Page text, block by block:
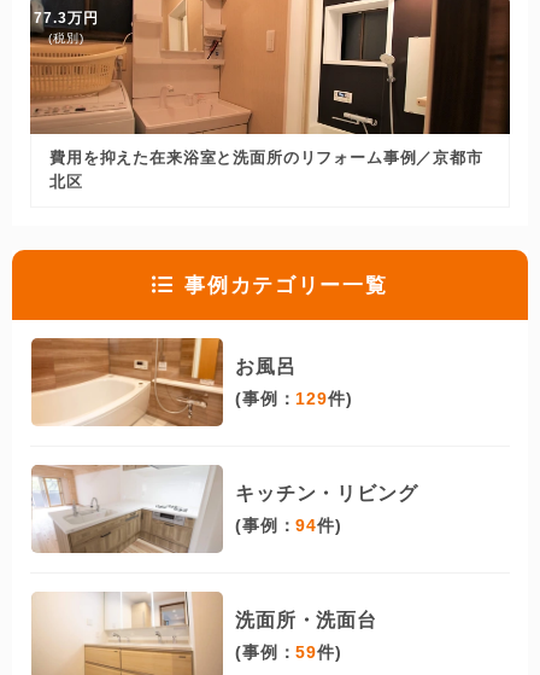
77.3万円
(税別)
費用を抑えた在来浴室と洗面所のリフォーム事例／京都市
北区
事例カテゴリー一覧
お風呂
(事例： 129件)
キッチン・リビング
(事例：94件)
洗面所・洗面台
(事例：59件)